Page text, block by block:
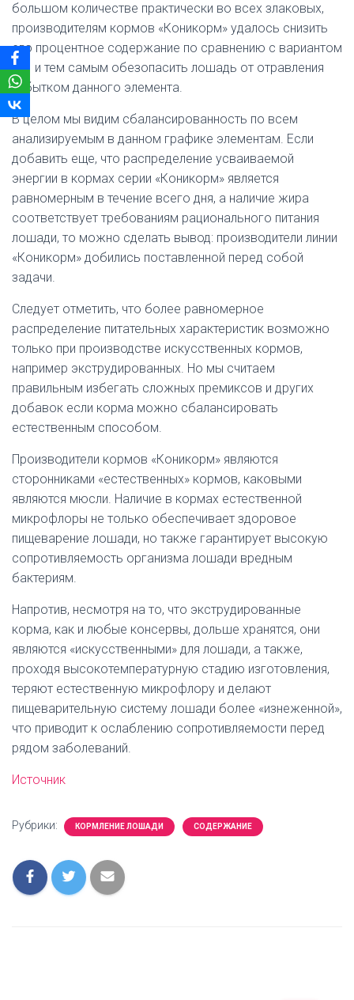
большом количестве практически во всех злаковых,
производителям кормов «Коникорм» удалось снизить
его процентное содержание по сравнению с вариантом
№1 и тем самым обезопасить лошадь от отравления
избытком данного элемента.
В целом мы видим сбалансированность по всем
анализируемым в данном графике элементам. Если
добавить еще, что распределение усваиваемой
энергии в кормах серии «Коникорм» является
равномерным в течение всего дня, а наличие жира
соответствует требованиям рационального питания
лошади, то можно сделать вывод: производители линии
«Коникорм» добились поставленной перед собой
задачи.
Следует отметить, что более равномерное
распределение питательных характеристик возможно
только при производстве искусственных кормов,
например экструдированных. Но мы считаем
правильным избегать сложных премиксов и других
добавок если корма можно сбалансировать
естественным способом.
Производители кормов «Коникорм» являются
сторонниками «естественных» кормов, каковыми
являются мюсли. Наличие в кормах естественной
микрофлоры не только обеспечивает здоровое
пищеварение лошади, но также гарантирует высокую
сопротивляемость организма лошади вредным
бактериям.
Напротив, несмотря на то, что экструдированные
корма, как и любые консервы, дольше хранятся, они
являются «искусственными» для лошади, а также,
проходя высокотемпературную стадию изготовления,
теряют естественную микрофлору и делают
пищеварительную систему лошади более «изнеженной»,
что приводит к ослаблению сопротивляемости перед
рядом заболеваний.
Источник
Рубрики: КОРМЛЕНИЕ ЛОШАДИ СОДЕРЖАНИЕ